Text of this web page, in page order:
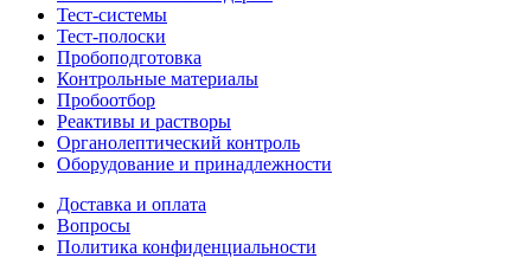
Тест-системы
Тест-полоски
Пробоподготовка
Контрольные материалы
Пробоотбор
Реактивы и растворы
Органолептический контроль
Оборудование и принадлежности
Доставка и оплата
Вопросы
Политика конфиденциальности